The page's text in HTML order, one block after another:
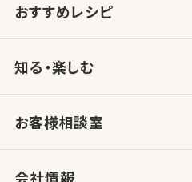
おすすめレシピ
知る・楽しむ
お客様相談室
会社情報